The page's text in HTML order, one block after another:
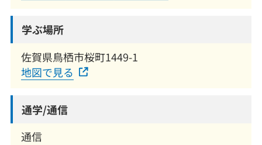
学ぶ場所
佐賀県鳥栖市桜町1449-1
地図で見る
通学/通信
通信